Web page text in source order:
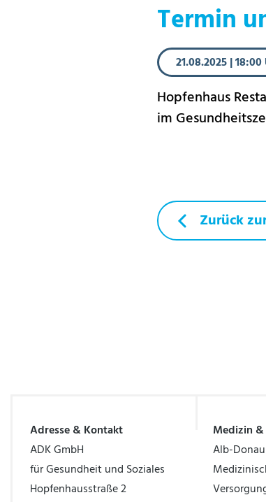
Termin
21.08.2025|18:00
Hopfenhaus
im
Zurück
Adresse & Kontakt
ADK GmbH
für Gesundheit und Soziales
Hopfenhausstraße 2
Medizin
Alb-